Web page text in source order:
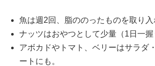
魚は週2回、脂ののったものを取り入
ナッツはおやつとして少量（1日一握
アボカドやトマト、ベリーはサラダ
ートにも。